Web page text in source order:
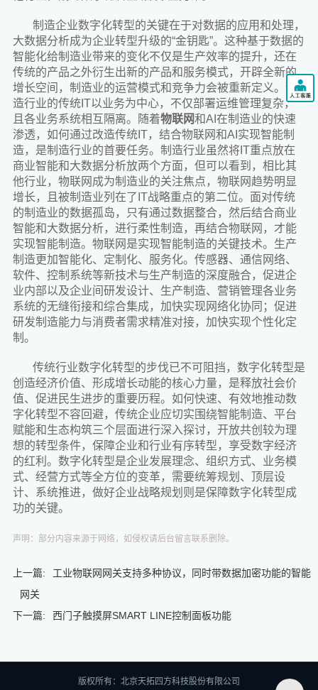
制造企业数字化转型的关键在于对数据的应用和处理，
大数据分析成为企业转型升级的“金钥匙”。这种基于数据的
智能化给制造业带来的变化不仅是生产效率的提升，还在
传统的产品之外衍生出新的产品和服务模式，开辟全新的
增长空间，制造业的运营模式和竞争力会被重新定义。制
造行业的传统IT以业务为中心，不仅部署运维管理复杂，
且各业务系统相互隔离。随着物联网和AI在制造业的快速
渗透，如何通过改造传统IT，结合物联网和AI实现智能制
造，是制造行业的首要任务。制造行业虽然将IT重点放在
商业智能和大数据分析放两个方面，但可以看到，相比其
他行业，物联网成为制造业的关注焦点，物联网趋势明显
增长，且被制造业列在了IT战略重点的第二位。面对传统
的制造业的数据孤岛，只有通过数据整合，然后结合商业
智能和大数据分析，进行柔性制造，再结合物联网，才能
实现智能制造。物联网是实现智能制造的关键技术。生产
制造更加智能化、定制化、服务化。传感器、通信网络、
软件、控制系统等新技术与生产制造的深度融合，促进企
业内部以及企业间研发设计、生产制造、营销管理各业务
系统的无缝衔接和综合集成，加快实现网络化协同；促进
研发制造能力与消费者需求精准对接，加快实现个性化定
制。
传统行业数字化转型的步伐已不可阻挡，数字化转型是
创造经济价值、形成增长动能的核心力量，是释放社会价
值、促进民生进步的重要历程。如何快速、有效地推动数
字化转型不容回避，传统企业应切实围绕智能制造、平台
赋能和生态构筑三个层面进行深入探讨，开放共创较为理
想的转型条件，保障企业和行业有序转型，享受数字经济
的红利。数字化转型是企业发展理念、组织方式、业务模
式、经营方式等全方位的变革，需要统筹规划、顶层设
计、系统推进，做好企业战略规划则是保障数字化转型成
功的关键。
声明：部分内容来源于网络，如侵权请后台留言联系删除。
上一篇:
工业物联网网关支持多种协议，同时带数据加密功能的智能
网关
下一篇:
西门子触摸屏SMART LINE控制面板功能
版权所有：北京天拓四方科技股份有限公司